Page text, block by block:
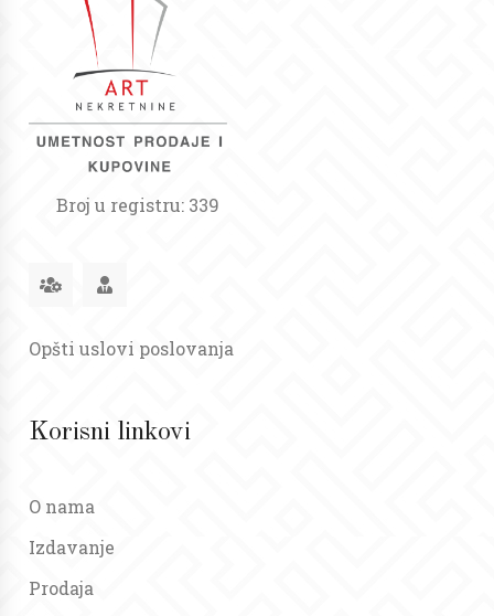
Broj u registru: 339
Opšti uslovi poslovanja
Korisni linkovi
O nama
Izdavanje
Prodaja